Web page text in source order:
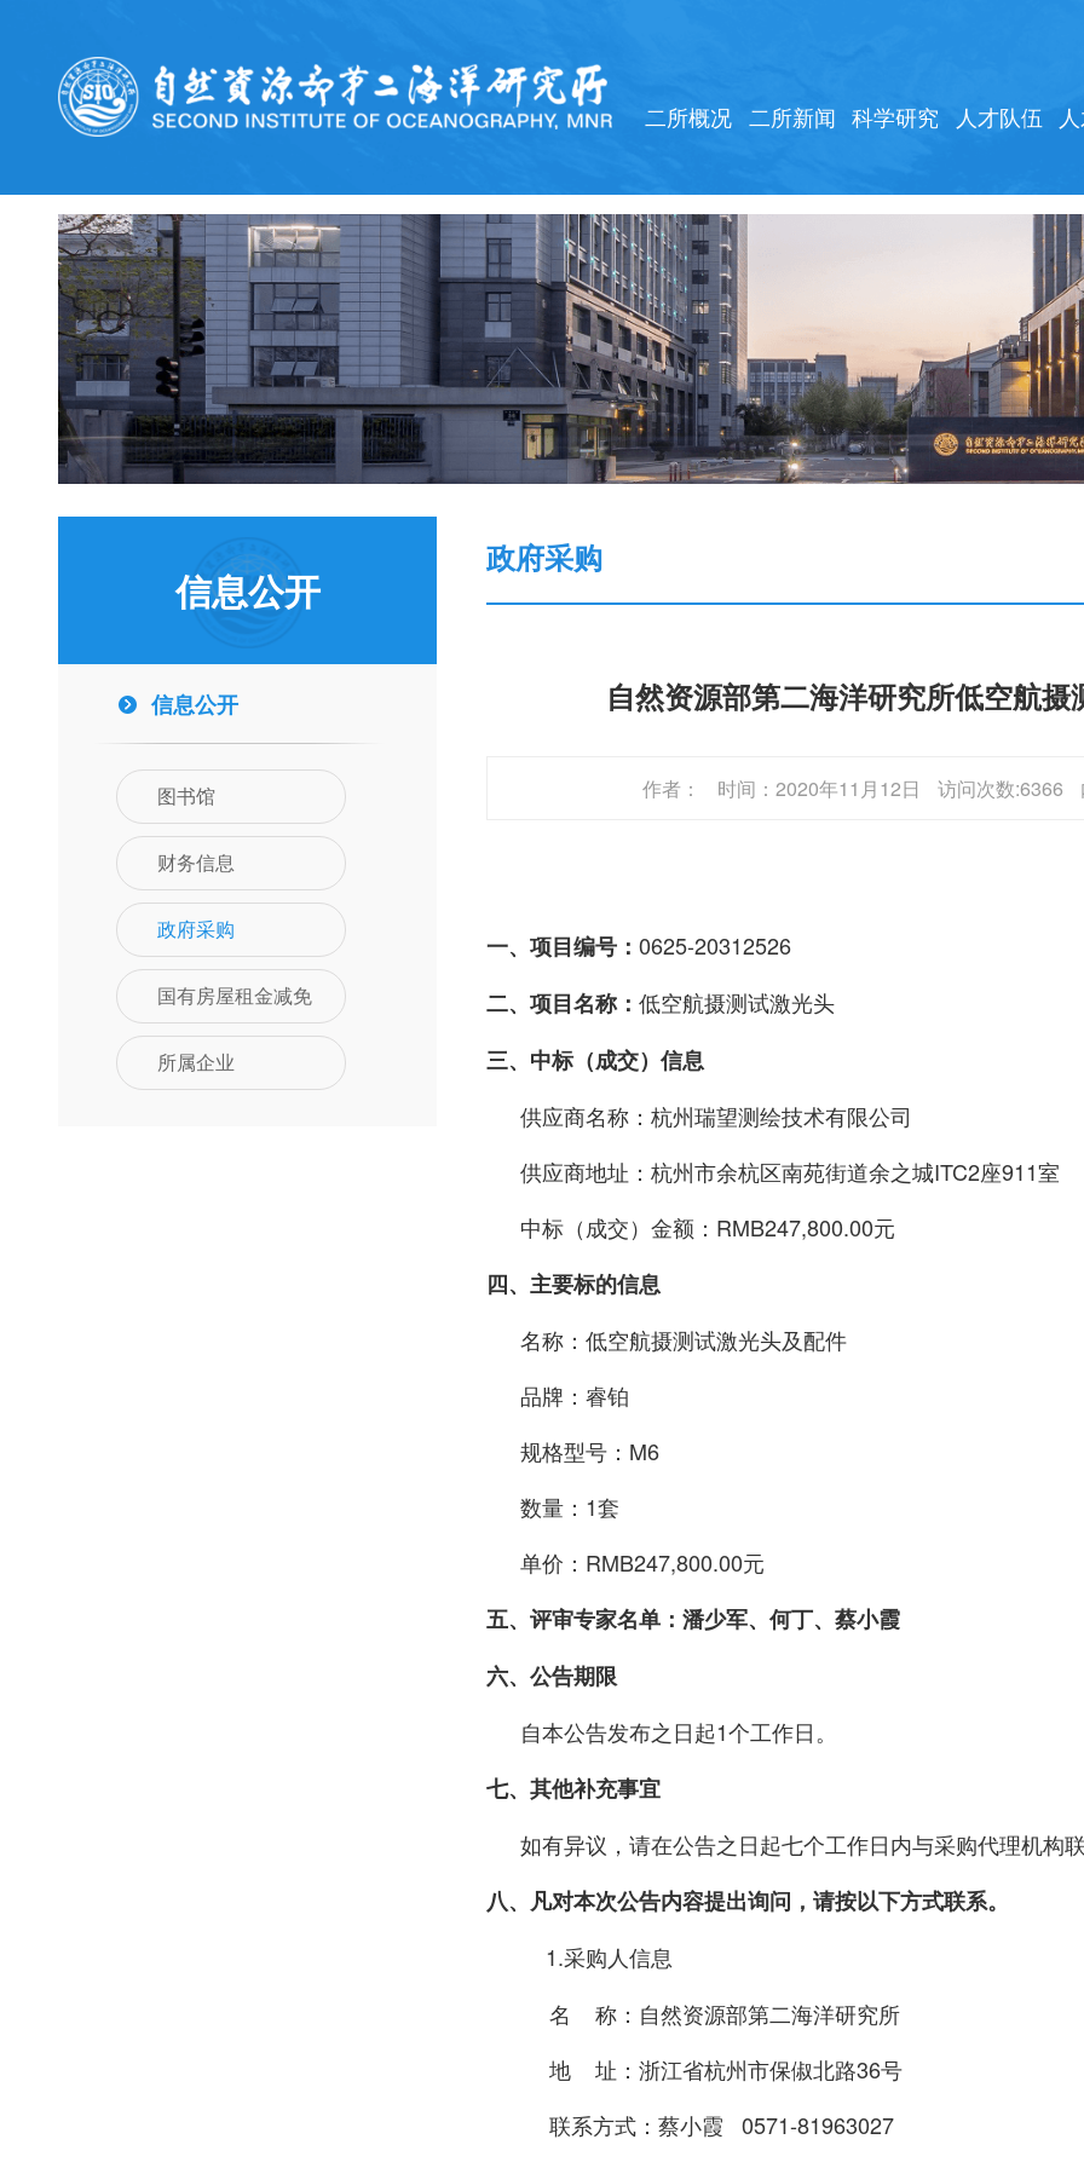
二所概况 二所新闻 科学研究 人才队伍
信息公开
信息公开
图书馆
财务信息
政府采购
国有房屋租金减免
所属企业
政府采购
自然资源部第二海洋研究所低空航
作者： 时间：2020年11月12日 访问次数:6366
一、项目编号： 0625-20312526
二、项目名称： 低空航摄测试激光头
三、中标（成交）信息
供应商名称：杭州瑞望测绘技术有限公司
供应商地址：杭州市余杭区南苑街道余之城ITC2座911室
中标（成交）金额：RMB247,800.00元
四、主要标的信息
名称：低空航摄测试激光头及配件
品牌：睿铂
规格型号：M6
数量：1套
单价：RMB247,800.00元
五、评审专家名单：潘少军、何丁、蔡小霞
六、公告期限
自本公告发布之日起1个工作日。
七、其他补充事宜
如有异议，请在公告之日起七个工作日内与采购代理机构
八、凡对本次公告内容提出询问，请按以下方式联系。
1.采购人信息
名 称：自然资源部第二海洋研究所
地 址：浙江省杭州市保俶北路36号
联系方式： 蔡小霞 0571-81963027